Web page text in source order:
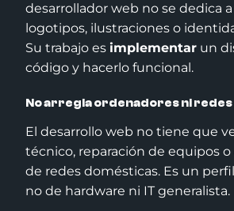
desarrollador web no se dedica
logotipos, ilustraciones o
Su trabajo es implementar un
código y hacerlo funcional.
No arregla ordenadores ni redes
El desarrollo web no tiene que
técnico, reparación de equipos
de redes domésticas. Es un
no de hardware ni IT generalista.